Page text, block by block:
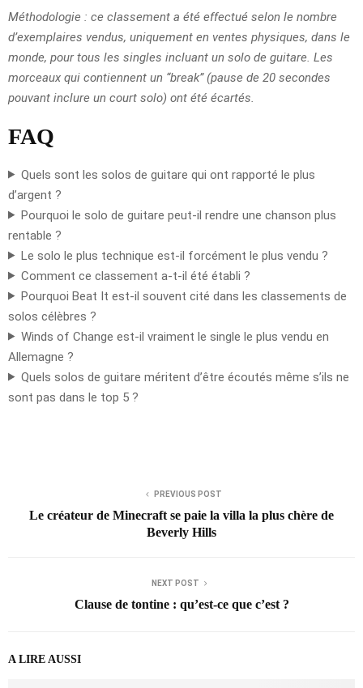
Méthodologie : ce classement a été effectué selon le nombre
d’exemplaires vendus, uniquement en ventes physiques, dans le
monde, pour tous les singles incluant un solo de guitare. Les
morceaux qui contiennent un “break” (pause de 20 secondes
pouvant inclure un court solo) ont été écartés.
FAQ
Quels sont les solos de guitare qui ont rapporté le plus
d’argent ?
Pourquoi le solo de guitare peut-il rendre une chanson plus
rentable ?
Le solo le plus technique est-il forcément le plus vendu ?
Comment ce classement a-t-il été établi ?
Pourquoi Beat It est-il souvent cité dans les classements de
solos célèbres ?
Winds of Change est-il vraiment le single le plus vendu en
Allemagne ?
Quels solos de guitare méritent d’être écoutés même s’ils ne
sont pas dans le top 5 ?
PREVIOUS POST
Le créateur de Minecraft se paie la villa la plus chère de
Beverly Hills
NEXT POST
Clause de tontine : qu’est-ce que c’est ?
A LIRE AUSSI